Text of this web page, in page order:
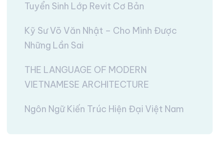
Tuyển Sinh Lớp Revit Cơ Bản
Kỹ Sư Võ Văn Nhật – Cho Mình Được
Những Lần Sai
THE LANGUAGE OF MODERN
VIETNAMESE ARCHITECTURE
Ngôn Ngữ Kiến Trúc Hiện Đại Việt Nam